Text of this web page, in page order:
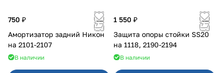
750 ₽
Амортизатор задний Никон
на 2101-2107
В наличии
1 550 ₽
Защита опоры стойки SS20
на 1118, 2190-2194
В наличии